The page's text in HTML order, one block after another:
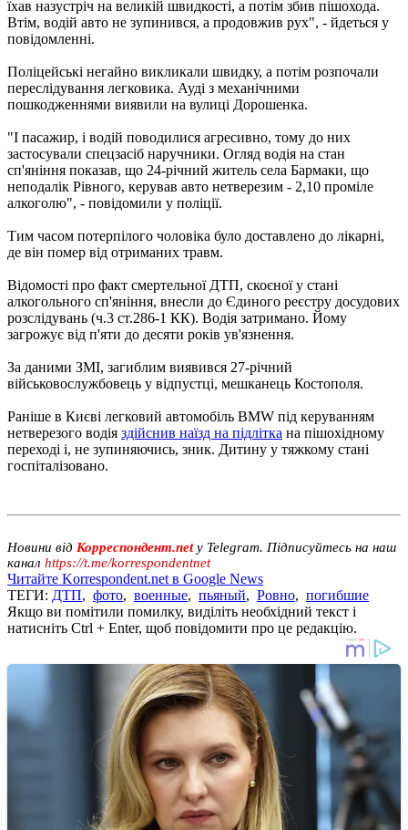
їхав назустріч на великій швидкості, а потім збив пішохода.
Втім, водій авто не зупинився, а продовжив рух", - йдеться у
повідомленні.
Поліцейські негайно викликали швидку, а потім розпочали
переслідування легковика. Ауді з механічними
пошкодженнями виявили на вулиці Дорошенка.
"І пасажир, і водій поводилися агресивно, тому до них
застосували спецзасіб наручники. Огляд водія на стан
сп'яніння показав, що 24-річний житель села Бармаки, що
неподалік Рівного, керував авто нетверезим - 2,10 проміле
алкоголю", - повідомили у поліції.
Тим часом потерпілого чоловіка було доставлено до лікарні,
де він помер від отриманих травм.
Відомості про факт смертельної ДТП, скоєної у стані
алкогольного сп'яніння, внесли до Єдиного реєстру досудових
розслідувань (ч.3 ст.286-1 КК). Водія затримано. Йому
загрожує від п'яти до десяти років ув'язнення.
За даними ЗМІ, загиблим виявився 27-річний
військовослужбовець у відпустці, мешканець Костополя.
Раніше в Києві легковий автомобіль BMW під керуванням
нетверезого водія здійснив наїзд на підлітка на пішохідному
переході і, не зупиняючись, зник. Дитину у тяжкому стані
госпіталізовано.
Новини від Корреспондент.netу Telegram. Підписуйтесь на наш
канал https://t.me/korrespondentnet
Читайте Korrespondent.net в Google News
ТЕГИ: ДТП, фото, военные, пьяный, Ровно, погибшие
Якщо ви помітили помилку, виділіть необхідний текст і
натисніть Ctrl + Enter, щоб повідомити про це редакцію.